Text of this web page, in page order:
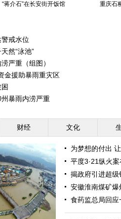
“蒋介石”在长安街开饭馆 重庆石
戒水位
然“泳池”
严重（组图）
金援助暴雨重灾区
暴雨内涝严重
财经 文化
为梦想的付出
平度3·21纵火
揭政府引进超
安徽淮南煤矿
食药监总局回